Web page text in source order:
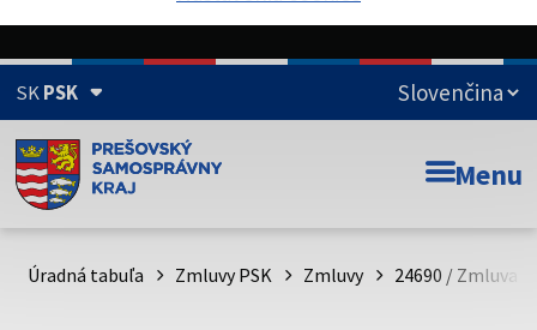
SKPSK
Doména psk.sk je oficiálna
Toto je oficiálna webová stránka Prešovského
psk.sk.
Menu
Úradná tabuľa Zmluvy PSK Zmluvy 24690 / Zmluva